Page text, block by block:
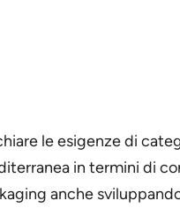
le esigenze di
in termini di
anche